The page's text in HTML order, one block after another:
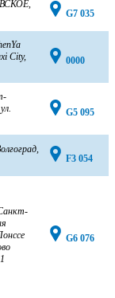
G7 035
City,
0000
G5 095
F3 054
G6 076